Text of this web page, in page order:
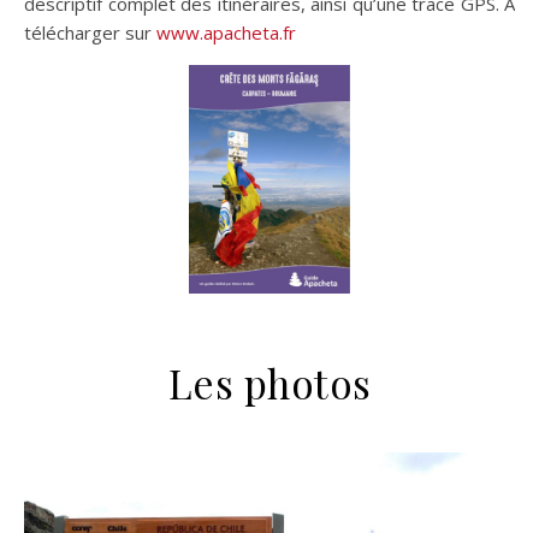
télécharger sur www.apacheta.fr
Les photos